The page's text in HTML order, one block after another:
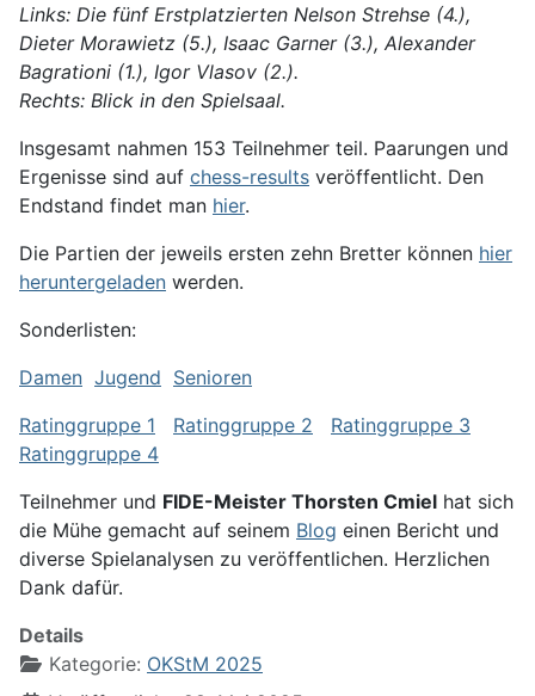
Links: Die fünf Erstplatzierten Nelson Strehse (4.),
Dieter Morawietz (5.), Isaac Garner (3.), Alexander
Bagrationi (1.), Igor Vlasov (2.).
Rechts: Blick in den Spielsaal.
Insgesamt nahmen 153 Teilnehmer teil. Paarungen und
Ergenisse sind auf chess-results veröffentlicht. Den
Endstand findet man hier.
Die Partien der jeweils ersten zehn Bretter können hier
heruntergeladen werden.
Sonderlisten:
Damen Jugend Senioren
Ratinggruppe 1
Ratinggruppe 2
Ratinggruppe 3
Ratinggruppe 4
Teilnehmer und FIDE-Meister Thorsten Cmiel hat sich
die Mühe gemacht auf seinem Blog einen Bericht und
diverse Spielanalysen zu veröffentlichen. Herzlichen
Dank dafür.
Details
Kategorie: OKStM 2025